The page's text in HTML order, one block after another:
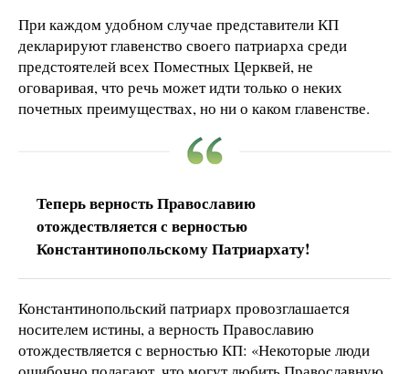
При каждом удобном случае представители КП
декларируют главенство своего патриарха среди
предстоятелей всех Поместных Церквей, не
оговаривая, что речь может идти только о неких
почетных преимуществах, но ни о каком главенстве.
Теперь верность Православию
отождествляется с верностью
Константинопольскому Патриархату!
Константинопольский патриарх провозглашается
носителем истины, а верность Православию
отождествляется с верностью КП: «Некоторые люди